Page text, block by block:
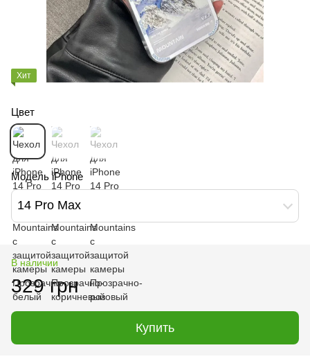
Хит
Цвет
Модель iPhone
14 Pro Max
В наличии
329 грн
Купить